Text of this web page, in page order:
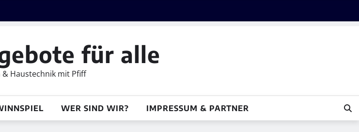
für alle
& Haustechnik mit Pfiff
WER SIND WIR? IMPRESSUM & PARTNER